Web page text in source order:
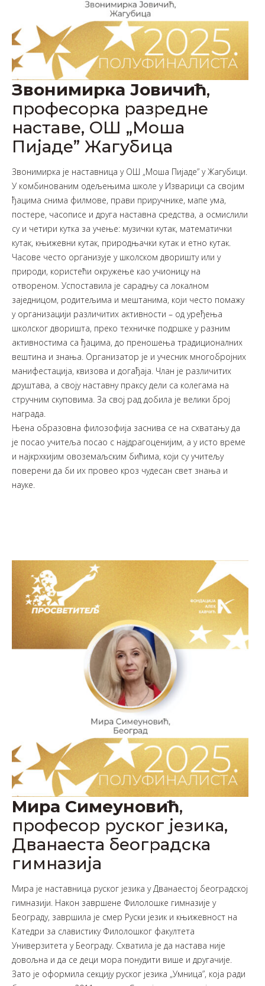
Звонимирка Јовичић,
професорка разредне
наставе, ОШ „Моша
Пијаде” Жагубица
Звонимирка је наставница у ОШ „Моша Пијаде” у Жагубици.
У комбинованим одељењима школе у Изварици са својим
ђацима снима филмове, прави приручнике, мапе ума,
постере, часописе и друга наставна средства, а осмислили
су и четири кутка за учење: музички кутак, математички
кутак, књижевни кутак, природњачки кутак и етно кутак.
Часове често организује у школском дворишту или у
природи, користећи окружење као учионицу на
отвореном. Успоставила је сарадњу са локалном
заједницом, родитељима и мештанима, који често помажу
у организацији различитих активности – од уређења
школског дворишта, преко техничке подршке у разним
активностима са ђацима, до преношења традиционалних
вештина и знања. Организатор је и учесник многобројних
манифестација, квизова и догађаја. Члан је различитих
друштава, а своју наставну праксу дели са колегама на
стручним скуповима. За свој рад добила је велики број
награда.
Њена образовна филозофија заснива се на схватању да
је посао учитеља посао с најдрагоценијим, а у исто време
и најкрхкијим овоземаљским бићима, који су учитељу
поверени да би их провео кроз чудесан свет знања и
науке.
Мира Симеуновић,
професор руског језика,
Дванаеста београдска
гимназија
Мира је наставница руског језика у Дванаестој београдској
гимназији. Након завршене Филолошке гимназије у
Београду, завршила је смер Руски језик и књижевност на
Катедри за славистику Филолошког факултета
Универзитета у Београду. Схватила је да настава није
довољна и да се деци мора понудити више и другачије.
Зато је оформила секцију руског језика „Умница”, која ради